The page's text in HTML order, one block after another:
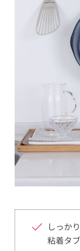
しっか
粘着タ